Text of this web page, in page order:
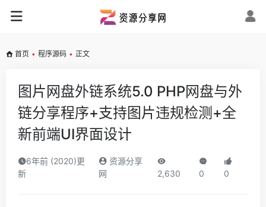
首页 • 程序源码 • 正文
图片网盘外链系统5.0 PHP网盘与外
链分享程序+支持图片违规检测+全
新前端UI界面设计
6年前 (2020)更
新
资源分享
网
2,630 0 0